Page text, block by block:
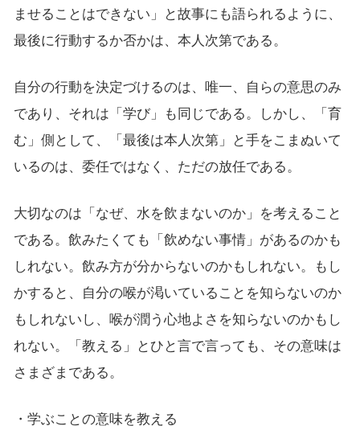
ませることはできない」と故事にも語られるように、
最後に行動するか否かは、本人次第である。
自分の行動を決定づけるのは、唯一、自らの意思のみ
であり、それは「学び」も同じである。しかし、「育
む」側として、「最後は本人次第」と手をこまぬいて
いるのは、委任ではなく、ただの放任である。
大切なのは「なぜ、水を飲まないのか」を考えること
である。飲みたくても「飲めない事情」があるのかも
しれない。飲み方が分からないのかもしれない。もし
かすると、自分の喉が渇いていることを知らないのか
もしれないし、喉が潤う心地よさを知らないのかもし
れない。「教える」とひと言で言っても、その意味は
さまざまである。
・学ぶことの意味を教える